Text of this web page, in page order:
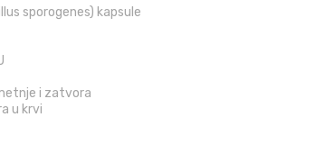
sporogenes) kapsule
i zatvora
u krvi